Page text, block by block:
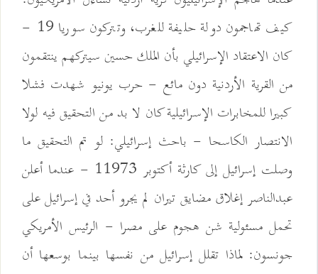
كيف تهاجمون دولة حليفة للغرب، وتتركون سوريا 19 -
كان الاعتقاد الإسرائيلي بأن الملك حسين سيتركهم ينتقمون
من القرية الأردنية دون مائع - حرب يونيو شهدت فشلا
كبيرا للمخابرات الإسرائيلية كان لا بد من التحقيق فيه لولا
الانتصار الكاسحا - باحث إسرائيلي: لو تم التحقيق ما
وصلت إسرائيل إلى كارثة أكتوبر 11973 - عندما أعلن
عبدالناصر إغلاق مضايق تيران لم يجرو أحد في إسرائيل على
تحمل مسئولية شن هجوم على مصرا - الرئيس الأمريكي
جونسون: لماذا تقلل إسرائيل من نفسها بينما بوسعها أن